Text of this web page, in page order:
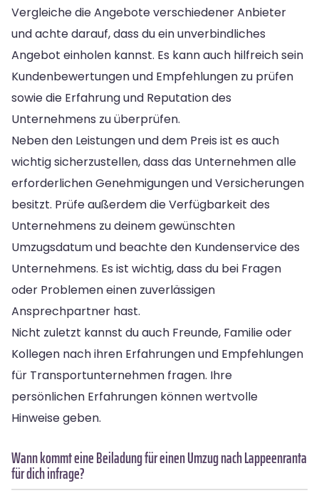
Vergleiche die Angebote verschiedener Anbieter
und achte darauf, dass du ein unverbindliches
Angebot einholen kannst. Es kann auch hilfreich sein
Kundenbewertungen und Empfehlungen zu prüfen
sowie die Erfahrung und Reputation des
Unternehmens zu überprüfen.
Neben den Leistungen und dem Preis ist es auch
wichtig sicherzustellen, dass das Unternehmen alle
erforderlichen Genehmigungen und Versicherungen
besitzt. Prüfe außerdem die Verfügbarkeit des
Unternehmens zu deinem gewünschten
Umzugsdatum und beachte den Kundenservice des
Unternehmens. Es ist wichtig, dass du bei Fragen
oder Problemen einen zuverlässigen
Ansprechpartner hast.
Nicht zuletzt kannst du auch Freunde, Familie oder
Kollegen nach ihren Erfahrungen und Empfehlungen
für Transportunternehmen fragen. Ihre
persönlichen Erfahrungen können wertvolle
Hinweise geben.
Wann kommt eine Beiladung für einen Umzug nach Lappeenranta
für dich infrage?